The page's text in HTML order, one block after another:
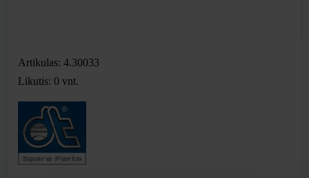
Artikulas: 4.30033
Likutis: 0 vnt.